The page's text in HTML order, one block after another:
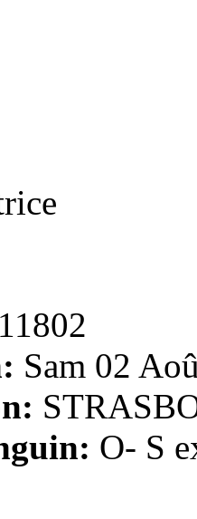
11802
Sam 02
O- S